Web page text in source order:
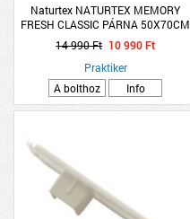
Naturtex NATURTEX MEMORY
FRESH CLASSIC PÁRNA 50X70CM
TÖLTET:100% APRÍTOTT
MEMÓRIAHAB
14 990 Ft 10 990 Ft
Praktiker
A bolthoz
Info